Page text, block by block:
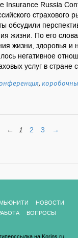
Insurance Russia
страхового
обсудили
жизни. По его
жизни, здоровья и
негативное
услуг в стране
,
← 1 2 3 →
НОВОСТИ
ВОПРОСЫ